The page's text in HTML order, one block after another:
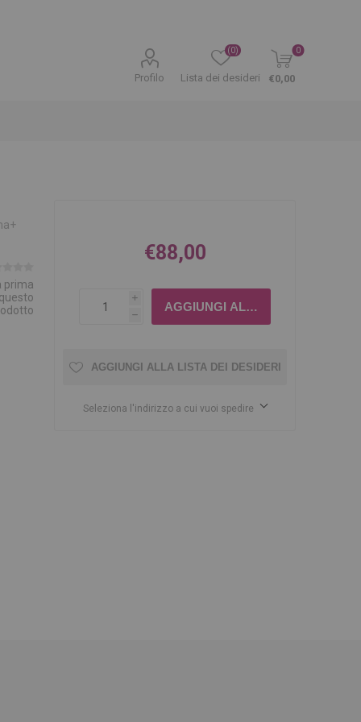
Profilo Lista dei desideri
(0) 0
€0,00
prima
€88,00
i
h
AGGIUNGI ALLA LISTA DEI DESIDERI
Seleziona l'indirizzo a cui vuoi spedire